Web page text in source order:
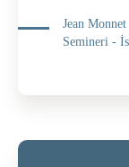
Jean
Semineri -